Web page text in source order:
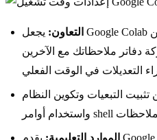
التعاون: يجعل Google Colab التعاون والعمل مع مطورين آخرين
دفاتر ملاحظاتك مع الآخرين
التبعيات وتكوين النظام
الموارد التعليمية: يقدم Google Colab مجموعة من البرامج